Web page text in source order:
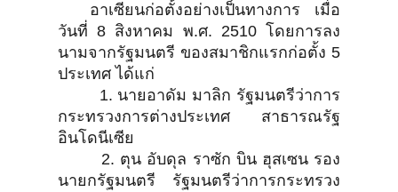
อาเซียนก่อตั้งอย่างเป็นทางการ เมื่อ
วันที่ 8 สิงหาคม พ.ศ. 2510 โดยการลง
นามจากรัฐมนตรี ของสมาชิกแรกก่อตั้ง 5
ประเทศ ได้แก่
1. นายอาดัม มาลิก รัฐมนตรีว่าการ
กระทรวงการต่างประเทศ สาธารณรัฐ
อินโดนีเซีย
2. ตุน อับดุล ราซัก บิน ฮุสเซน รอง
นายกรัฐมนตรี รัฐมนตรีว่าการกระทรวง